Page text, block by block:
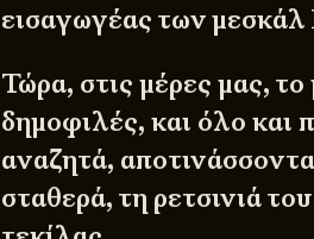
εισαγωγέας των
Τώρα, στις μέρες μας,
δημοφιλές, και όλο και
αναζητά,
σταθερά, τη ρετσινιά